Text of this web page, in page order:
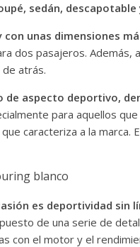
sedán,
unas dimensiones
dos pasajeros. Además,
atrás.
de aspecto deportivo,
para aquellos que
caracteriza a la marca.
es deportividad sin
de una serie de
con el motor y el